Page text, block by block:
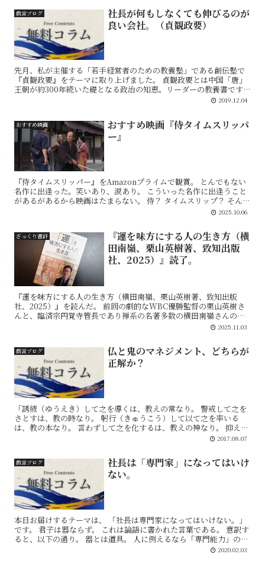
戯言ブログ
社長が何もしなくても伸びるのが
良い会社。（貞観政要）
先月、私が主催する「若手経営者のための教養塾」である創伝塾で
『貞観政要』をテーマに取り上げました。 貞観政要とは中国「唐」
王朝が約300年続いた礎となる政治の知恵。リーダーの教養書です。
日本では徳川家康や北条政子、明治天皇などがそれに学ん...2019.12.04
おすすめ映画
おすすめ映画『侍タイムスリッパ
ー』
『侍タイムスリッパー』をAmazonプライムで観賞。 とんでもない
名作に出逢った。笑いあり、涙あり。 こういった名作に出逢うこと
があるがあるから映画はたまらない。 侍？ タイムスリップ？ そんな
2025.10.06
ざっくり書評
『運を味方にする人の生き方（横
田南嶺、栗山英樹著、致知出版
社、2025）』読了。
『運を味方にする人の生き方（横田南嶺、栗山英樹著、致知出版
社、2025）』を読んだ。 前回の劇的なWBC優勝監督の栗山英樹さ
んと、臨済宗円覚寺管長であり禅系の名著多数の横田南嶺さんの対
談。 素直に面白かった。栗山さんの思考は禅的ではなさそう...2025.11.03
戯言ブログ
仏と鬼のマネジメント、どちらが
正解か？
「誘掖（ゆうえき）して之を導くは、教えの常なり。 警戒して之を
さとすは、教の時なり。 躬行（きゅうこう）して以て之を率いる
は、教の本なり。 言わずして之を化するは、教えの神なり。 抑えて
2017.08.07
戯言ブログ
社長は「専門家」になってはいけ
ない。
本日お届けするテーマは、 「社長は専門家になってはいけない。」
です。 君子は器ならず。 これは論語に書かれた言葉である。 意訳す
ると、以下の通り。 器とは道具。 人に例えるなら「専門能力」のよ
2020.02.03